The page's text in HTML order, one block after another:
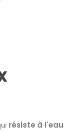
résiste à l'eau